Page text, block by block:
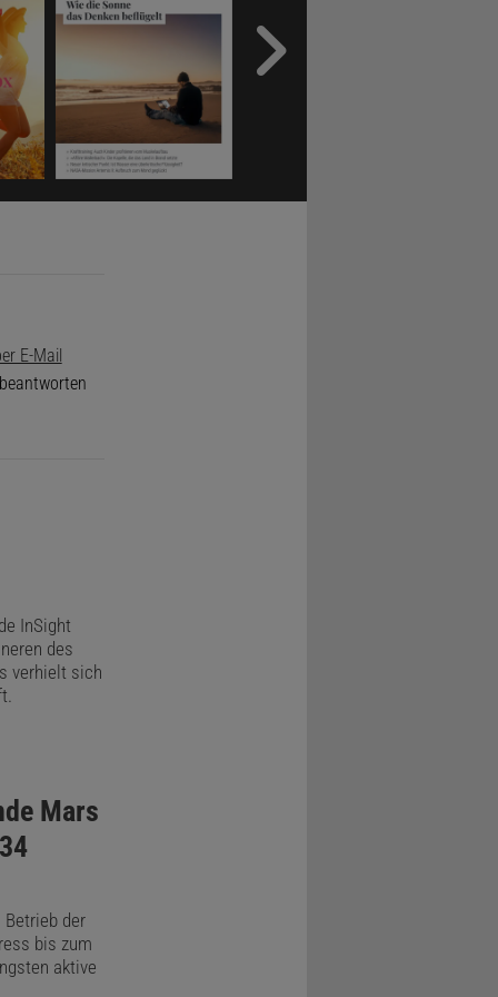
E-Mail
InSight
des
verhielt sich
Mars
Betrieb der
bis zum
aktive